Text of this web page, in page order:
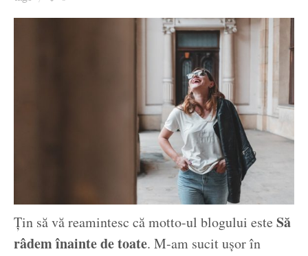
Ziua culorii
Țin să vă reamintesc că motto-ul blogului este Să
râdem înainte de toate. M-am sucit ușor în